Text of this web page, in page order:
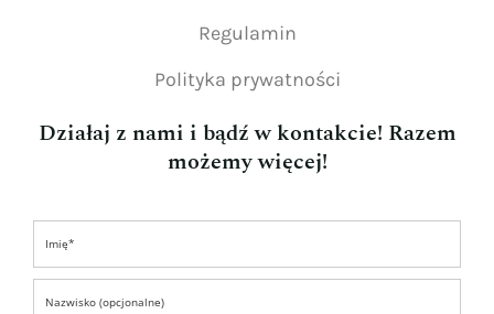
Regulamin
Polityka prywatności
Działaj z nami i bądź w kontakcie! Razem
możemy więcej!